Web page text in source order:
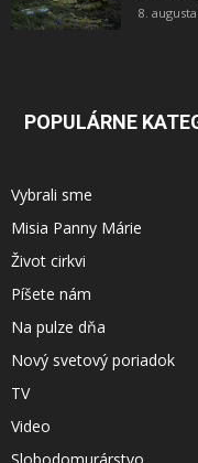
8.
POPULÁRNE
Vybrali sme
Misia Panny Márie
Život cirkvi
Píšete nám
Na pulze dňa
Nový svetový poriadok
TV
Video